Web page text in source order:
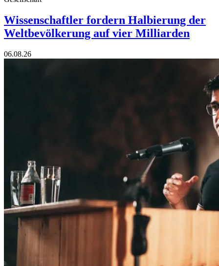
Wissenschaftler fordern Halbierung der
Weltbevölkerung auf vier Milliarden
06.08.26